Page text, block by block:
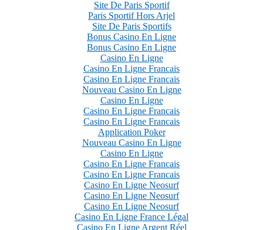
Site De Paris Sportif
Paris Sportif Hors Arjel
Site De Paris Sportifs
Bonus Casino En Ligne
Bonus Casino En Ligne
Casino En Ligne
Casino En Ligne Francais
Casino En Ligne Francais
Nouveau Casino En Ligne
Casino En Ligne
Casino En Ligne Francais
Casino En Ligne Francais
Application Poker
Nouveau Casino En Ligne
Casino En Ligne
Casino En Ligne Francais
Casino En Ligne Francais
Casino En Ligne Neosurf
Casino En Ligne Neosurf
Casino En Ligne Neosurf
Casino En Ligne France Légal
Casino En Ligne Argent Réel